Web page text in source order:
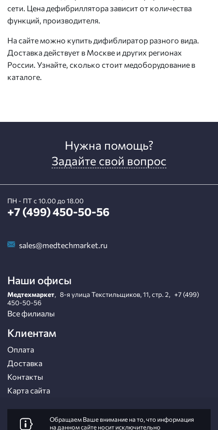
сети. Цена дефибриллятора зависит от количества
функций, производителя.
На сайте можно купить дифиблиратор разного вида.
Доставка действует в Москве и других регионах
России. Узнайте, сколько стоит медоборудование в
каталоге.
Нужна помощь?
Задайте свой вопрос
ПН - ПТ с 10.00 до 18.00
+7 (499) 450-50-56
sales@medtechmarket.ru
Наши офисы
Медтехмаркет, 8-я улица Текстильщиков, 11, стр. 2, +7 (499)
450-50-56
Все филиалы
Клиентам
Оплата
Доставка
Контакты
Карта сайта
Обращаем Ваше внимание на то, что информация
на данном сайте носит исключительно